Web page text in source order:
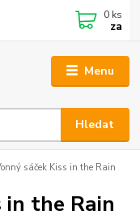
Menu
Hledat
0 ks
za
sáček Kiss in the Rain
in the Rain